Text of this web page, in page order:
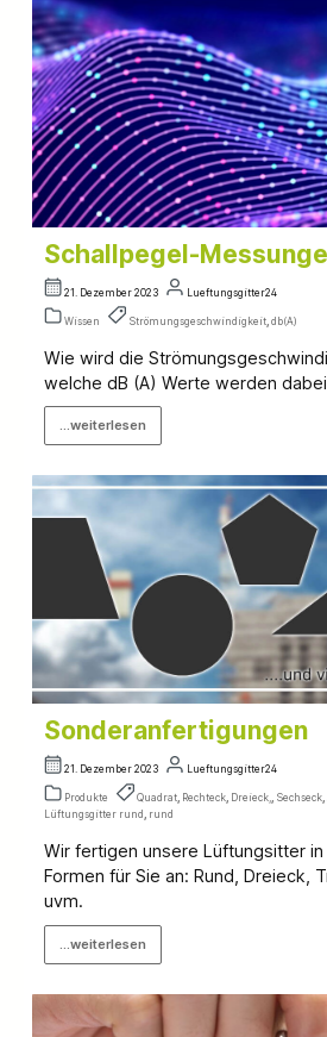
Schallpegel-
21. Dezember 2023 Lueftungsgitter24
Wissen Strömungsgeschwindigkeit, db(A)
Wie wird die
welche dB (A) Werte werden
...weiterlesen
Sonderanfertigungen
21. Dezember 2023 Lueftungsgitter24
Produkte Quadrat, Rechteck, Dreieck,, Sechseck,
Lüftungsgitter rund , rund
Wir fertigen unsere Lüftungsitter
Formen für Sie an: Rund, Dreieck,
uvm.
...weiterlesen